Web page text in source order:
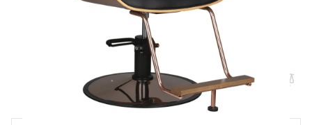
Fotel fryzjerski Gabbiano Florencja
czarno-orzechowy
Cena B2B Cena detaliczna